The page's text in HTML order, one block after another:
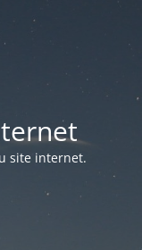
site internet.